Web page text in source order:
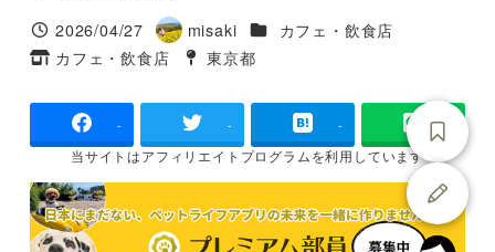
投稿日
2026/04/27
著
者
misaki 施設ジャンル
カフェ・飲食店
タグ
カフェ・飲食店
タグ
東京都
- - -
当サイトはアフィリエイトプログラムを利用しています